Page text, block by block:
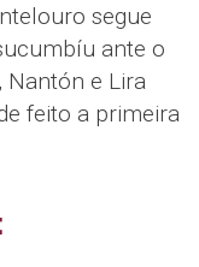
segue
ante o
Nantón e Lira
feito a primeira